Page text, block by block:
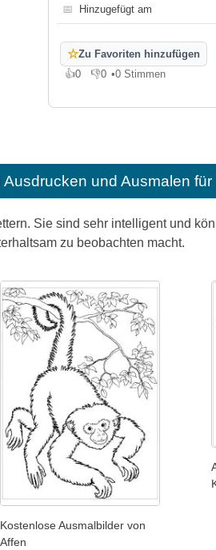
📅 Hinzugefügt am
☆Zu Favoriten hinzufügen
👍0
Gefällt mir
👎0
Gefällt mir nicht
•0 Stimmen
und Ausmalen für
Sie sind sehr intelligent und
zu beobachten macht.
Kostenlose Ausmalbilder von
Affen